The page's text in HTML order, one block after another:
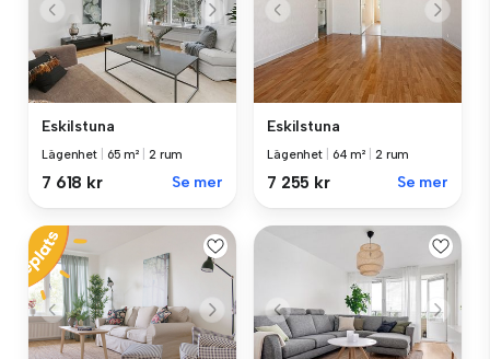
Eskilstuna
Lägenhet 65 m² 2 rum
7 618 kr Se mer
Eskilstuna
Lägenhet 64 m² 2 rum
7 255 kr Se mer